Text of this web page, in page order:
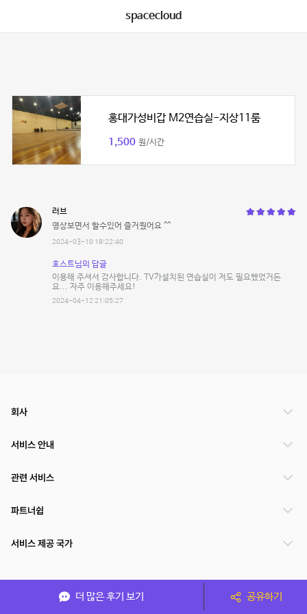
spacecloud
홍대가성비갑 M2연습실-지상11룸
1,500 원/시간
러브
영상보면서 할수있어 즐거웠어요 ^^
2024-03-10 18:22:40
호스트님의 답글
이용해 주셔서 감사합니다. TV가설치된 연습실이 저도 필요했었거든
요... 자주 이용해주세요!
2024-04-12 21:05:27
더 많은 후기 보기 공유하기
회사
서비스 안내
관련 서비스
파트너쉽
서비스 제공 국가
(주)NSPACE 사업자정보